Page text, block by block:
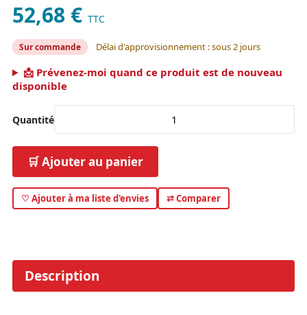
52,68 € TTC
Sur commande Délai d'approvisionnement : sous 2 jours
📩 Prévenez-moi quand ce produit est de nouveau
disponible
Quantité
🛒 Ajouter au panier
♡ Ajouter à ma liste d'envies ⇄ Comparer
Description